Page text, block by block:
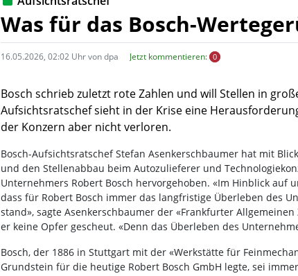
Was für das Bosch-
16.05.2026, 02:02 Uhr von dpa Jetzt kommentieren: 0
Bosch schrieb zuletzt rote Zahlen und will Stellen in
Aufsichtsratschef sieht in der Krise eine
der Konzern aber nicht verloren.
Bosch-Aufsichtsratschef Stefan Asenkerschbaumer hat mit
und den Stellenabbau beim Autozulieferer und
Unternehmers Robert Bosch hervorgehoben. «Im Hinblick auf
dass für Robert Bosch immer das langfristige Überleben des
stand», sagte Asenkerschbaumer der «Frankfurter
er keine Opfer gescheut. «Denn das Überleben des
Bosch, der 1886 in Stuttgart mit der «Werkstätte für
Grundstein für die heutige Robert Bosch GmbH legte, sei